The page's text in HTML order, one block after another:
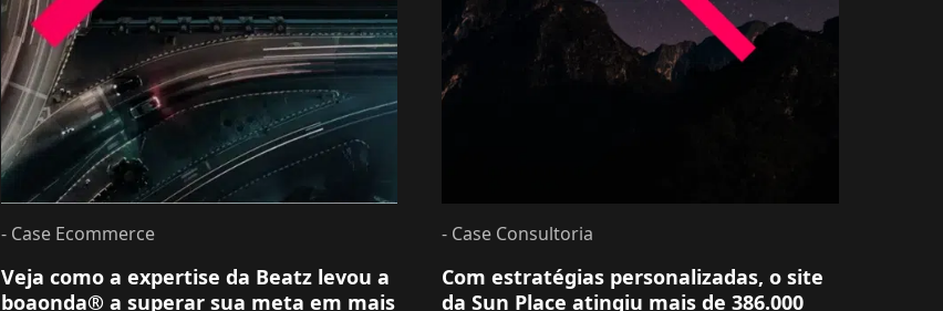
- Case Ecommerce
Veja como a expertise da Beatz levou a
boaonda® a superar sua meta em mais
- Case Consultoria
Com estratégias personalizadas, o site
da Sun Place atingiu mais de 386.000